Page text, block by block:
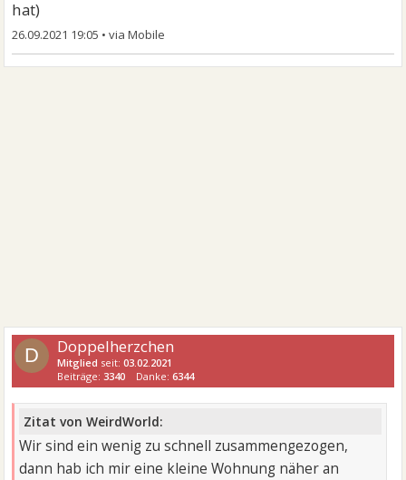
hat)
26.09.2021 19:05 •
D Doppelherzchen
Mitglied seit:03.02.2021
Beiträge:3340 Danke:6344
Zitat von WeirdWorld:
Wir sind ein wenig zu schnell zusammengezogen,
dann hab ich mir eine kleine Wohnung näher an